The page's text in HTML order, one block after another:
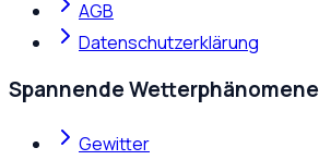
AGB
Datenschutzerklärung
Spannende Wetterphänomene
Gewitter